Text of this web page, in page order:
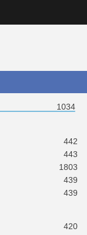
1034
442
443
1803
439
439
420